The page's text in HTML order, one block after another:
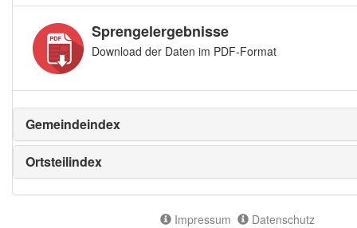
Sprengelergebnisse
Download der Daten im PDF-Format
Gemeindeindex
Ortsteilindex
Impressum Datenschutz